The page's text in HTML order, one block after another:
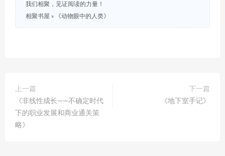
我们相聚，见证阅读的力量！
相聚书屋 » 《动物眼中的人类》
上一篇
《非线性成长——不确定时代
下的职业发展和商业通关策
略》
下一篇
《地下室手记》